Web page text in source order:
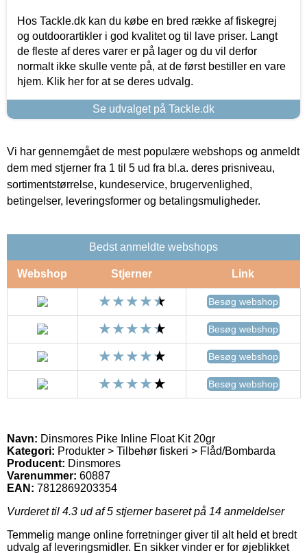
Hos Tackle.dk kan du købe en bred række af fiskegrej
og outdoorartikler i god kvalitet og til lave priser. Langt
de fleste af deres varer er på lager og du vil derfor
normalt ikke skulle vente på, at de først bestiller en vare
hjem. Klik her for at se deres udvalg.
Se udvalget på Tackle.dk
Vi har gennemgået de mest populære webshops og anmeldt
dem med stjerner fra 1 til 5 ud fra bl.a. deres prisniveau,
sortimentstørrelse, kundeservice, brugervenlighed,
betingelser, leveringsformer og betalingsmuligheder.
Bedst anmeldte webshops
Webshop Stjerner Link
Besøg webshop
Besøg webshop
Besøg webshop
Besøg webshop
Navn: Dinsmores Pike Inline Float Kit 20gr
Kategori: Produkter > Tilbehør fiskeri > Flåd/Bombarda
Producent: Dinsmores
Varenummer: 60887
EAN: 7812869203354
Vurderet til 4.3 ud af 5 stjerner baseret på 14 anmeldelser
Temmelig mange online forretninger giver til alt held et bredt
udvalg af leveringsmidler. En sikker vinder er for øjeblikket